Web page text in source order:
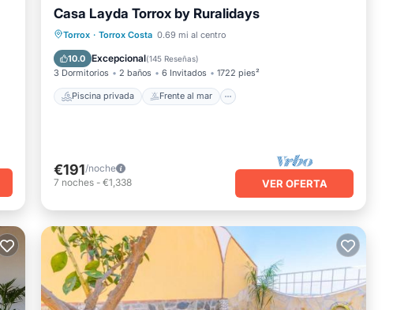
Casa Layda Torrox by Ruralidays
Torrox · Torrox Costa 0.69 mi al centro
10.0 Excepcional(145 Reseñas)
3 Dormitorios 2 baños 6 Invitados 1722 pies²
Piscina privada Frente al mar
Piscina privada
Frente al mar
Bañera de hidromasaje
Chimenea/Calefacción
€191/noche
7 noches - €1,338 VER OFERTA